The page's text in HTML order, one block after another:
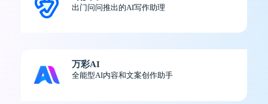
出门问问推出的AI写作助理
万彩AI
全能型AI内容和文案创作助手